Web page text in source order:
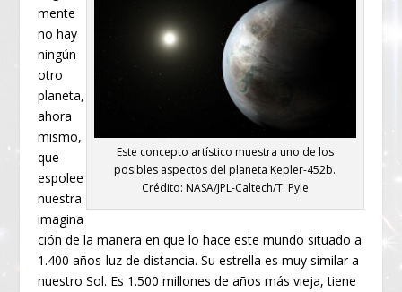
Este concepto artístico muestra uno de los
posibles aspectos del planeta Kepler-452b.
Crédito: NASA/JPL-Caltech/T. Pyle
mente
no hay
ningún
otro
planeta,
ahora
mismo,
que
espolee
nuestra
imagina
ción de la manera en que lo hace este mundo situado a
1.400 años-luz de distancia. Su estrella es muy similar a
nuestro Sol. Es 1.500 millones de años más vieja, tiene